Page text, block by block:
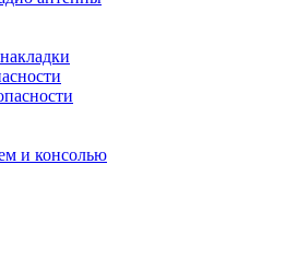
и консолью